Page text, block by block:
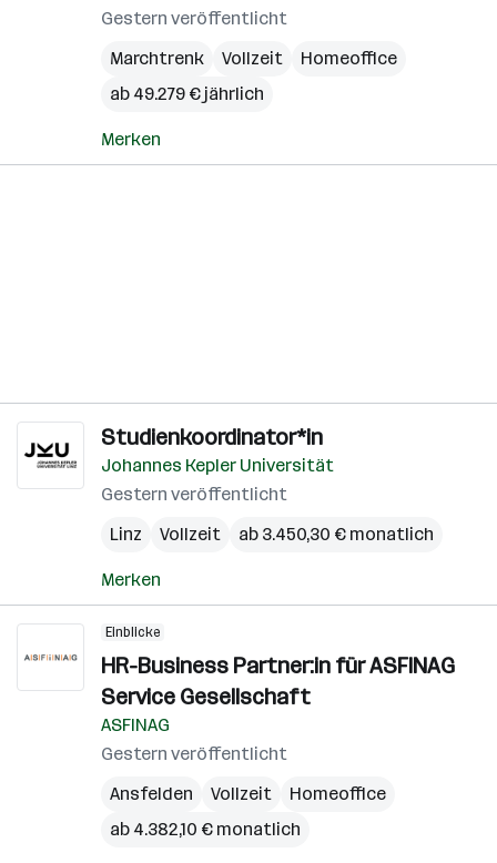
Gestern veröffentlicht
Marchtrenk
Vollzeit
Homeoffice
ab 49.279 € jährlich
Merken
Studienkoordinator*in
Johannes Kepler Universität
Gestern veröffentlicht
Linz
Vollzeit ab 3.450,30 € monatlich
Merken
Einblicke
HR-Business Partner:in für ASFINAG
Service Gesellschaft
ASFINAG
Gestern veröffentlicht
Ansfelden
Vollzeit
Homeoffice
ab 4.382,10 € monatlich